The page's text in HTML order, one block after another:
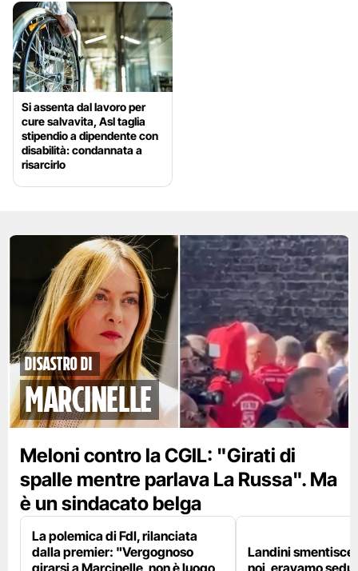
Si assenta dal lavoro per
cure salvavita, Asl taglia
stipendio a dipendente con
disabilità: condannata a
risarcirlo
disastro di
marcinelle
Meloni contro la CGIL: "Girati di
spalle mentre parlava La Russa". Ma
è un sindacato belga
La polemica di FdI, rilanciata
dalla premier: "Vergognoso
girarsi a Marcinelle, non è luogo
Landini
noi, eravamo